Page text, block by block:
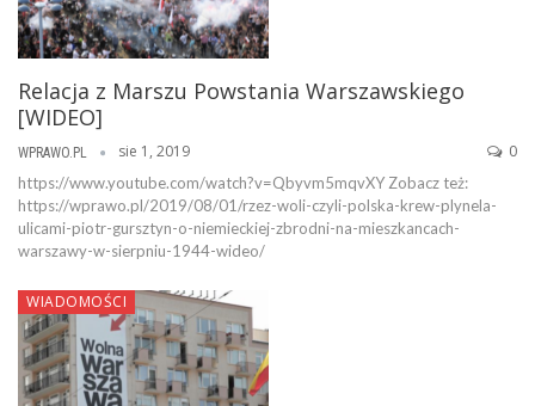
Relacja z Marszu Powstania Warszawskiego
[WIDEO]
WPRAWO.PL sie 1, 2019 0
https://www.youtube.com/watch?v=Qbyvm5mqvXY Zobacz też:
https://wprawo.pl/2019/08/01/rzez-woli-czyli-polska-krew-plynela-
ulicami-piotr-gursztyn-o-niemieckiej-zbrodni-na-mieszkancach-
warszawy-w-sierpniu-1944-wideo/
WIADOMOŚCI